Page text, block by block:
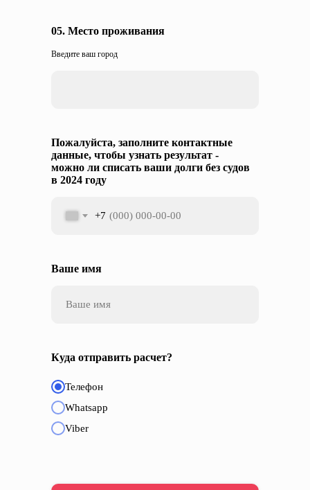
05. Место проживания
Введите ваш город
Пожалуйста, заполните контактные
данные, чтобы узнать результат -
можно ли списать ваши долги без судов
в 2024 году
+7
Ваше имя
Куда отправить расчет?
Телефон
Whatsapp
Viber